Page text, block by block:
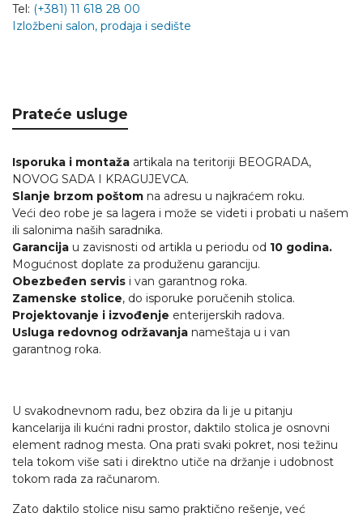
Tel: (+381) 11 618 28 00
Izložbeni salon, prodaja i sedište
Prateće usluge
Isporuka i montaža artikala na teritoriji BEOGRADA,
NOVOG SADA I KRAGUJEVCA.
Slanje brzom poštom na adresu u najkraćem roku.
Veći deo robe je sa lagera i može se videti i probati u našem
ili salonima naših saradnika.
Garancija u zavisnosti od artikla u periodu od 10 godina.
Mogućnost doplate za produženu garanciju.
Obezbeđen servis i van garantnog roka.
Zamenske stolice, do isporuke poručenih stolica.
Projektovanje i izvođenje enterijerskih radova.
Usluga redovnog održavanja nameštaja u i van
garantnog roka.
U svakodnevnom radu, bez obzira da li je u pitanju
kancelarija ili kućni radni prostor, daktilo stolica je osnovni
element radnog mesta. Ona prati svaki pokret, nosi težinu
tela tokom više sati i direktno utiče na držanje i udobnost
tokom rada za računarom.
Zato daktilo stolice nisu samo praktično rešenje, već